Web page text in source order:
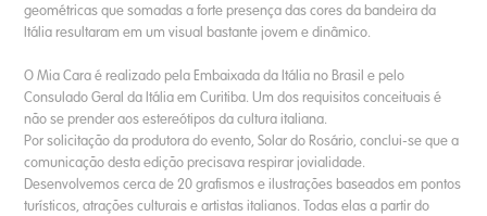
geométricas que somadas a forte presença das cores da bandeira da
Itália resultaram em um visual bastante jovem e dinâmico.
O Mia Cara é realizado pela Embaixada da Itália no Brasil e pelo
Consulado Geral da Itália em Curitiba. Um dos requisitos conceituais é
não se prender aos estereótipos da cultura italiana.
Por solicitação da produtora do evento, Solar do Rosário, conclui-se que a
comunicação desta edição precisava respirar jovialidade.
Desenvolvemos cerca de 20 grafismos e ilustrações baseados em pontos
turísticos, atrações culturais e artistas italianos. Todas elas a partir do